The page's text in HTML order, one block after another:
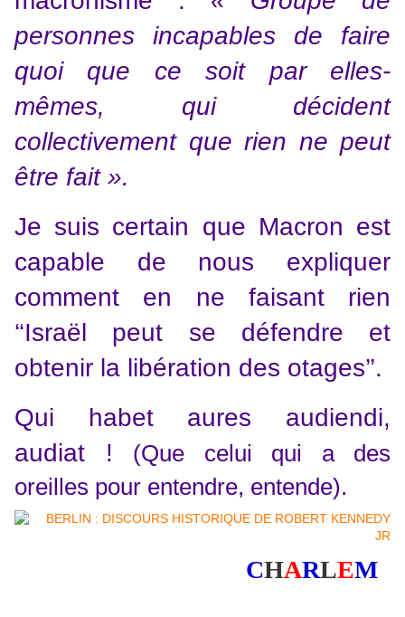
personnes incapables de faire
quoi que ce soit par elles-
mêmes, qui décident
collectivement que rien ne peut
être fait ».
Je suis certain que Macron est
capable de nous expliquer
comment en ne faisant rien
‘‘Israël peut se défendre et
obtenir la libération des otages’’.
Qui habet aures audiendi,
audiat ! (Que celui qui a des
oreilles pour entendre, entende).
CHARLEM